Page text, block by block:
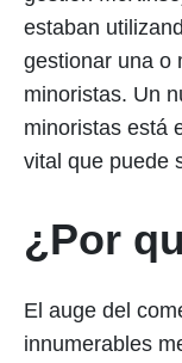
estaban
gestionar una o
minoristas. Un
minoristas está
vital que puede
¿Por
El auge del
innumerables